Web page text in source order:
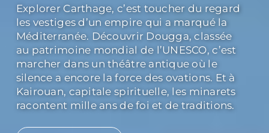
Explorer Carthage, c’est toucher du regard
les vestiges d’un empire qui a marqué la
Méditerranée. Découvrir Dougga, classée
au patrimoine mondial de l’UNESCO, c’est
marcher dans un théâtre antique où le
silence a encore la force des ovations. Et à
Kairouan, capitale spirituelle, les minarets
racontent mille ans de foi et de traditions.